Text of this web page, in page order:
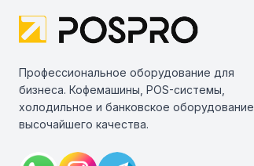
Профессиональное оборудование для
бизнеса. Кофемашины, POS-системы,
холодильное и банковское оборудование
высочайшего качества.